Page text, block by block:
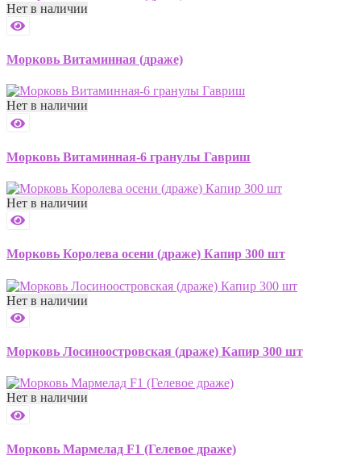
Нет в наличии
Морковь Витаминная (драже)
Нет в наличии
Морковь Витаминная-6 гранулы Гавриш
Нет в наличии
Морковь Королева осени (драже) Капир 300 шт
Нет в наличии
Морковь Лосиноостровская (драже) Капир 300 шт
Нет в наличии
Морковь Мармелад F1 (Гелевое драже)